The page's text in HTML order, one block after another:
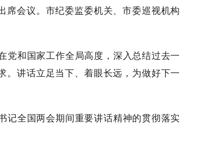
席会议。市纪委监委机关、市委巡视机构
党和国家工作全局高度，深入总结过去一
。讲话立足当下、着眼长远，为做好下一
记全国两会期间重要讲话精神的贯彻落实